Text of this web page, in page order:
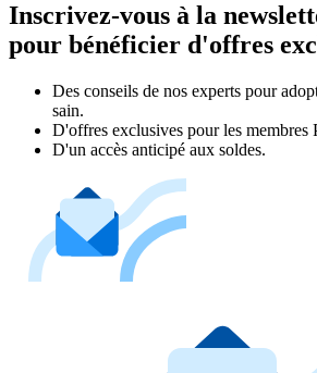
Inscrivez-vous à la
pour bénéficier d'offres
Des conseils de nos experts pour
sain.
D'offres exclusives pour les membres
D'un accès anticipé aux soldes.